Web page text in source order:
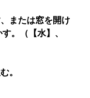
または窓を開け
。（【水】、
。